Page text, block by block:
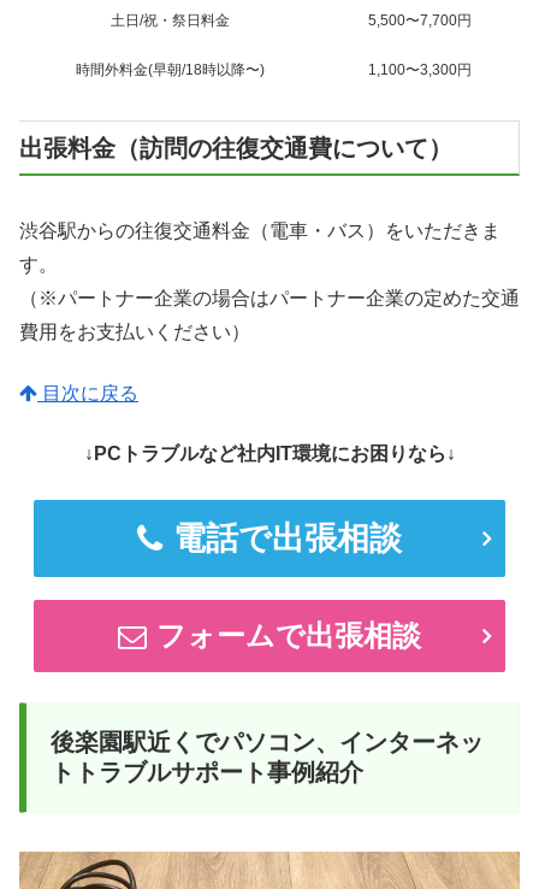
土日/祝・祭日料金 5,500〜7,700円
時間外料金(早朝/18時以降〜) 1,100〜3,300円
出張料金（訪問の往復交通費について）
渋谷駅からの往復交通料金（電車・バス）をいただきま
す。
（※パートナー企業の場合はパートナー企業の定めた交通
費用をお支払いください）
目次に戻る
↓PCトラブルなど社内IT環境にお困りなら↓
電話で出張相談
フォームで出張相談
後楽園駅近くでパソコン、インターネッ
トトラブルサポート事例紹介